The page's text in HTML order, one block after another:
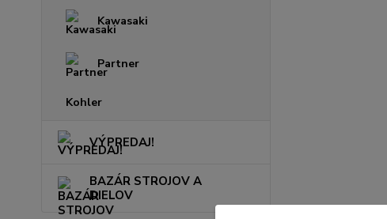
Kawasaki
Partner
Kohler
VÝPREDAJ!
BAZÁR STROJOV A
DIELOV